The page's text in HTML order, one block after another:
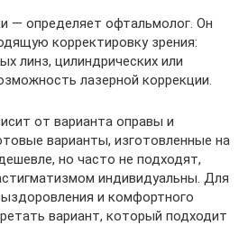
— определяет офтальмолог. Он
корректировку зрения:
линз, цилиндрических или
лазерной коррекции.
от варианта оправы и
варианты, изготовленные на
но часто не подходят,
индивидуальны. Для
и комфортного
вариант, который подходит